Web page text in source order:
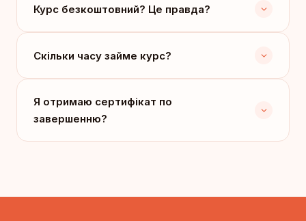
Курс безкоштовний? Це правда?
Скільки часу займе курс?
Я отримаю сертифікат по
завершенню?